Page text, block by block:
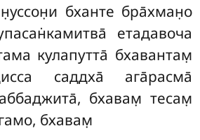
бханте бра̄хман̣о
етадавоча
кулапутта̄ бхавантам̣
саддха̄ ага̄расма̄
бхавам̣ тесам̣
бхавам̣